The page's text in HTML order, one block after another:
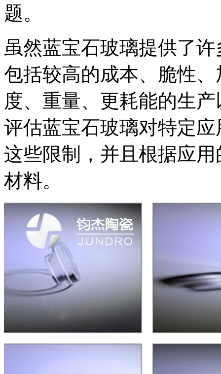
题。
虽然蓝宝石玻璃提供了
包括较高的成本、脆性
度、重量、更耗能的生
评估蓝宝石玻璃对特定
这些限制，并且根据应
材料。